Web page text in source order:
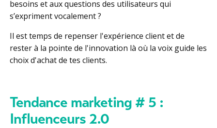
besoins et aux questions des utilisateurs qui
s’expriment vocalement ?
Il est temps de repenser l'expérience client et de
rester à la pointe de l'innovation là où la voix guide les
choix d'achat de tes clients.
Tendance marketing # 5 :
Influenceurs 2.0